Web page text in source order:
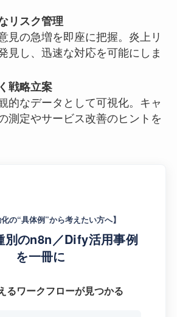
リスク管理
見の急増を即座に把握。炎上リ
見し、迅速な対応を可能にしま
戦略立案
的なデータとして可視化。キャ
測定やサービス改善のヒントを
化の“具体例”から考えたい方へ】
別のn8n／Dify活用事例
を一冊に
るワークフローが見つかる